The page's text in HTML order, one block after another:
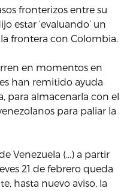
fronterizos entre su
estar ‘evaluando’ un
frontera con Colombia.
en momentos en
han remitido ayuda
para almacenarla con el
para paliar la
Venezuela (…) a partir
21 de febrero queda
hasta nuevo aviso, la